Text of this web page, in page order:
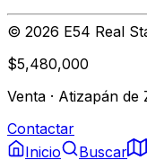
© 2026 E54 Real
$5,480,000
Venta · Atizapán de
Contactar
Inicio
Buscar